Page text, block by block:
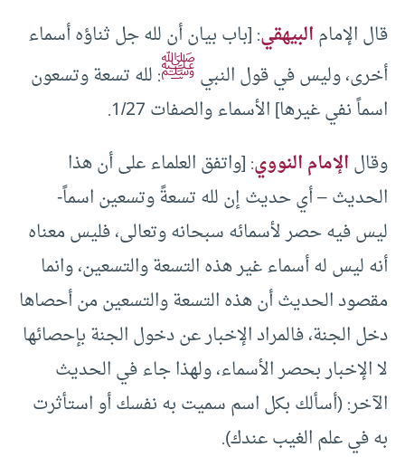
قال الإمامالبيهقي: [باب بيان أن لله جل ثناؤه أسماء
أخرى، وليس في قول النبيﷺ: لله تسعة وتسعون
اسماً نفي غيرها] الأسماء والصفات 1/27.
وقالالإمام النووي: [واتفق العلماء على أن هذا
الحديث – أي حديث إن لله تسعةً وتسعين اسماً-
ليس فيه حصر لأسمائه سبحانه وتعالى، فليس معناه
أنه ليس له أسماء غير هذه التسعة والتسعين، وانما
مقصود الحديث أن هذه التسعة والتسعين من أحصاها
دخل الجنة، فالمراد الإخبار عن دخول الجنة بإحصائها
لا الإخبار بحصر الأسماء، ولهذا جاء في الحديث
الآخر: (أسألك بكل اسم سميت به نفسك أو استأثرت
به في علم الغيب عندك).